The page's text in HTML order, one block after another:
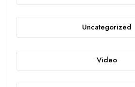
Uncategorized
Video